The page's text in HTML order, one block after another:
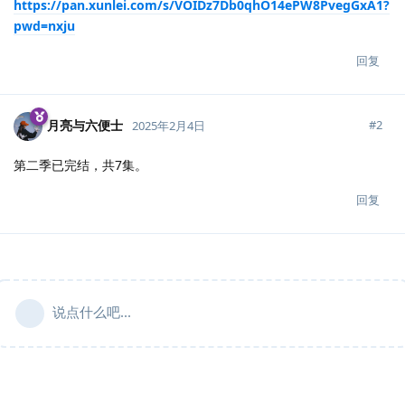
https://pan.xunlei.com/s/VOIDz7Db0qhO14ePW8PvegGxA1?
pwd=nxju
回复
月亮与六便士 2025年2月4日 #2
第二季已完结，共7集。
回复
说点什么吧...